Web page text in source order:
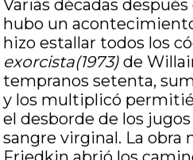
Varias décadas
hubo un
hizo estallar todos los
exorcista(1973) de
tempranos setenta,
y los multiplicó
el desborde de los
sangre virginal. La obra